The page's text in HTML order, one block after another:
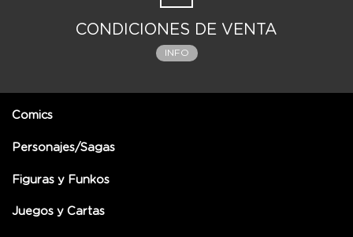
CONDICIONES DE VENTA
INFO
Comics
Personajes/Sagas
Figuras y Funkos
Juegos y Cartas